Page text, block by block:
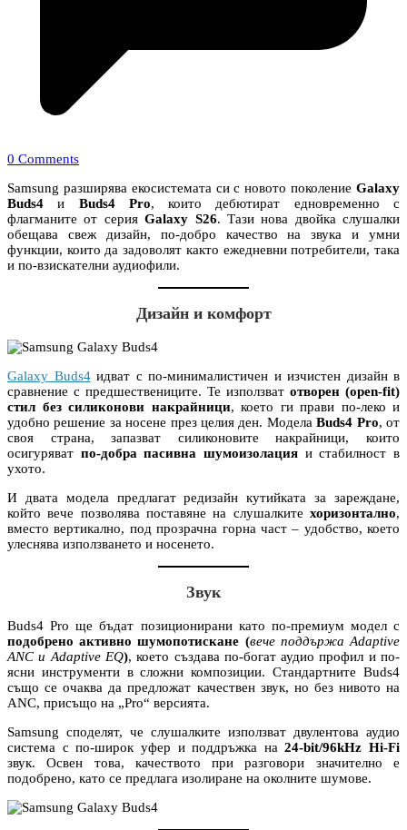
0 Comments
Samsung разширява екосистемата си с новото поколение Galaxy
Buds4 и Buds4 Pro, които дебютират едновременно с
флагманите от серияGalaxy S26. Тази нова двойка слушалки
обещава свеж дизайн, по-добро качество на звука и умни
функции, които да задоволят както ежедневни потребители, така
и по-взискателни аудиофили.
Дизайн и комфорт
Galaxy Buds4идват с по-минималистичен и изчистен дизайн в
сравнение с предшествениците. Те използват отворен (open-fit)
стил без силиконови накрайници, което ги прави по-леко и
удобно решение за носене през целия ден. МоделаBuds4 Pro, от
своя страна, запазват силиконовите накрайници, които
осигуряват по-добра пасивна шумоизолация и стабилност в
ухото.
И двата модела предлагат редизайн кутийката за зареждане,
който вече позволява поставяне на слушалките хоризонтално,
вместо вертикално, под прозрачна горна част – удобство, което
улеснява използването и носенето.
Звук
Buds4 Pro ще бъдат позиционирани като по-премиум модел с
подобрено активно шумопотискане (вече поддържа Adaptive
ANC и Adaptive EQ), което създава по-богат аудио профил и по-
ясни инструменти в сложни композиции. Стандартните Buds4
също се очаква да предложат качествен звук, но без нивото на
ANC, присъщо на „Pro“ версията.
Samsung споделят, че слушалките използват двулентова аудио
система с по-широк уфер и поддръжка на24-bit/96kHz Hi-Fi
звук. Освен това, качеството при разговори значително е
подобрено, като се предлага изолиране на околните шумове.